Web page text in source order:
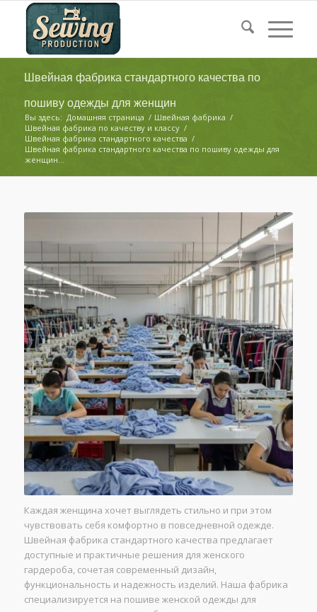
Швейная фабрика стандартного качества по
пошиву одежды для женщин
Вы здесь: Домашняя страница / Швейная фабрика /
Швейная фабрика по качеству и классу /
Швейная фабрика стандартного качества /
Швейная фабрика стандартного качества по пошиву одежды для
женщин...
Каждая женщина хочет выглядеть стильно и при этом
чувствовать себя комфортно в повседневной одежде.
Швейная фабрика стандартного качества предлагает
доступные и практичные решения для женского
гардероба, сочетая современный дизайн,
функциональность и надежность изделий. Наша фабрика
специализируется на пошиве женской одежды для